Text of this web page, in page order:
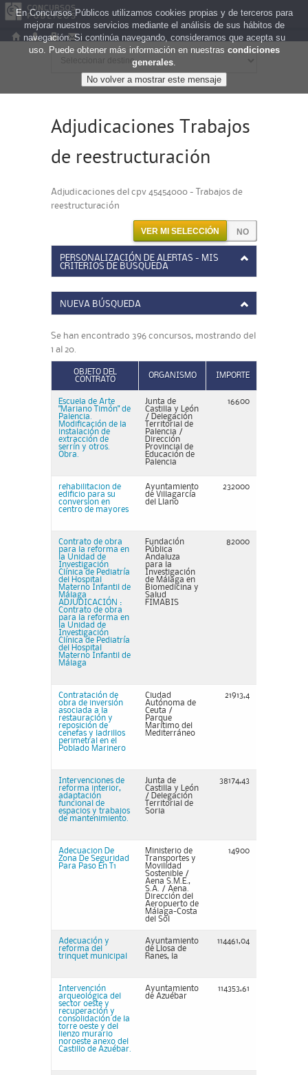
Adjudicaciones Trabajos
de reestructuración
Adjudicaciones del cpv 45454000 - Trabajos de
reestructuración
VER MI SELECCIÓN
PERSONALIZACIÓN DE ALERTAS - MIS
CRITERIOS DE BÚSQUEDA
NUEVA BÚSQUEDA
Se han encontrado 396 concursos, mostrando del
1 al 20.
OBJETO DEL
CONTRATO
ORGANISMO IMPORTE
Escuela de Arte
"Mariano Timón" de
Palencia.
Modificación de la
instalación de
extracción de
serrín y otros.
Obra.
Junta de
Castilla y León
/ Delegación
Territorial de
Palencia /
Dirección
Provincial de
Educación de
Palencia
16600
rehabilitacion de
edificio para su
conversion en
centro de mayores
Ayuntamiento
de Villagarcía
del Llano
232000
Contrato de obra
para la reforma en
la Unidad de
Investigación
Clínica de Pediatría
del Hospital
Materno Infantil de
Málaga
ADJUDICACIÓN :
Contrato de obra
para la reforma en
la Unidad de
Investigación
Clínica de Pediatría
del Hospital
Materno Infantil de
Málaga
Fundación
Pública
Andaluza
para la
Investigación
de Málaga en
Biomedicina y
Salud
FIMABIS
82000
Contratación de
obra de inversión
asociada a la
restauración y
reposición de
cenefas y ladrillos
perimetral en el
Poblado Marinero
Ciudad
Autónoma de
Ceuta /
Parque
Marítimo del
Mediterráneo
21913,4
Intervenciones de
reforma interior,
adaptación
funcional de
espacios y trabajos
de mantenimiento.
Junta de
Castilla y León
/ Delegación
Territorial de
Soria
38174,43
Adecuacion De
Zona De Seguridad
Para Paso En T1
Ministerio de
Transportes y
Movilidad
Sostenible /
Aena S.M.E.,
S.A. / Aena.
Dirección del
Aeropuerto de
Málaga-Costa
del Sol
14900
Adecuación y
reforma del
trinquet municipal
Ayuntamiento
de Llosa de
Ranes, la
114461,04
Intervención
arqueológica del
sector oeste y
recuperación y
consolidación de la
torre oeste y del
lienzo murario
noroeste anexo del
Castillo de Azuébar.
Ayuntamiento
de Azuébar
114353,61
En Concursos Públicos utilizamos cookies propias y de terceros para
mejorar nuestros servicios mediante el análisis de sus hábitos de
navegación. Si continúa navegando, consideramos que acepta su
uso. Puede obtener más información en nuestras condiciones
generales.